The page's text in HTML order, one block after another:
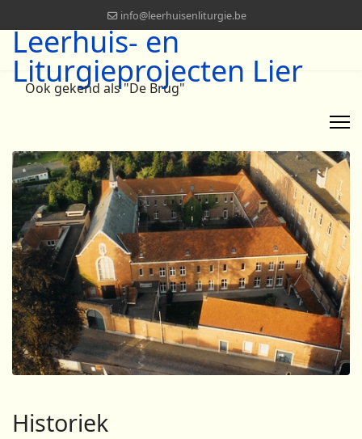
info@leerhuisenliturgie.be
Leerhuis- en
Liturgieprojecten Lier
Ook gekend als "De Brug"
Historiek